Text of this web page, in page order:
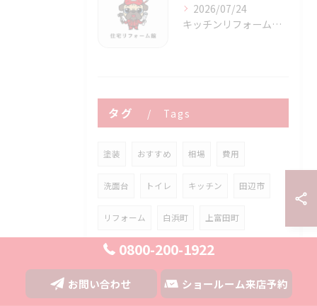
2026/07/24
キッチンリフォーム和歌山県田辺市で補助金を活用し家事効率と快適な空間を実現するポイント
タグ Tags
塗装 おすすめ 相場 費用
洗面台 トイレ キッチン 田辺市
リフォーム 白浜町 上富田町
みなべ町 増改築 ユニットバス
内装 外壁 給湯器
0800-200-1922
お問い合わせ ショールーム来店予約